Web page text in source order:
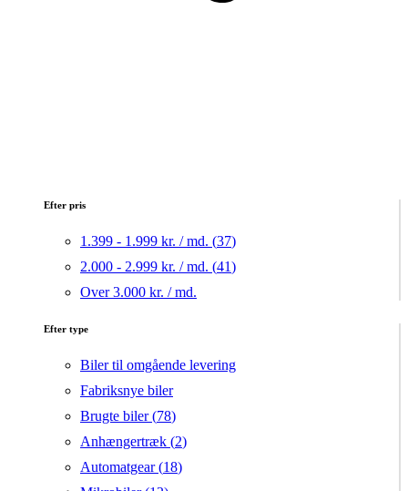
Efter pris
1.399 - 1.999 kr. / md. (37)
2.000 - 2.999 kr. / md. (41)
Over 3.000 kr. / md.
Efter type
Biler til omgående levering
Fabriksnye biler
Brugte biler (78)
Anhængertræk (2)
Automatgear (18)